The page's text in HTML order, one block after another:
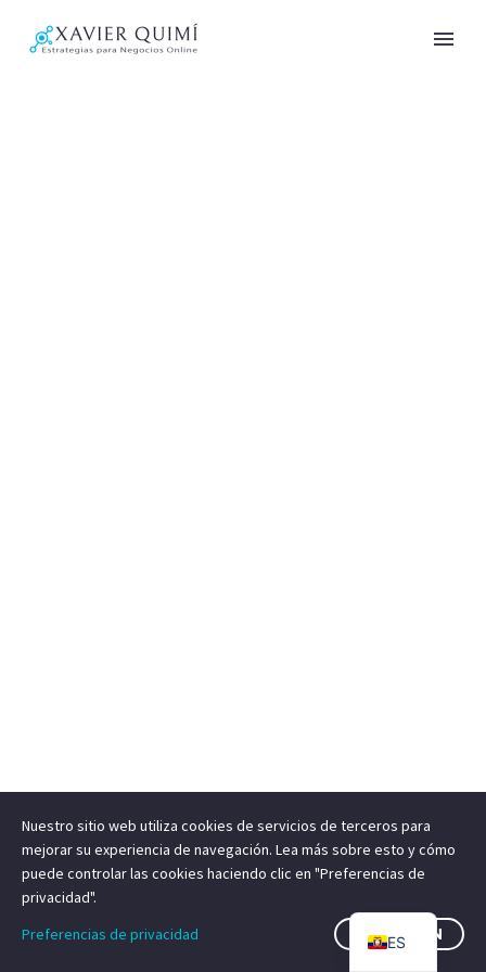
Nuestro sitio web utiliza cookies de servicios de terceros para
mejorar su experiencia de navegación. Lea más sobre esto y cómo
puede controlar las cookies haciendo clic en "Preferencias de
privacidad".
Preferencias de privacidad
ESTA BIEN
ES